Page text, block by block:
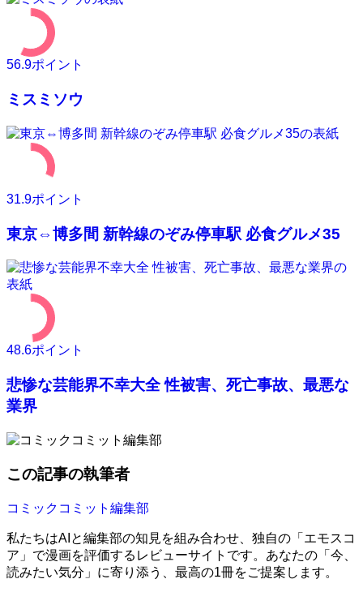
56.9ポイント
ミスミソウ
31.9ポイント
東京⇔博多間 新幹線のぞみ停車駅 必食グルメ35
48.6ポイント
悲惨な芸能界不幸大全 性被害、死亡事故、最悪な
業界
この記事の執筆者
コミックコミット編集部
私たちはAIと編集部の知見を組み合わせ、独自の「エモスコ
ア」で漫画を評価するレビューサイトです。あなたの「今、
読みたい気分」に寄り添う、最高の1冊をご提案します。